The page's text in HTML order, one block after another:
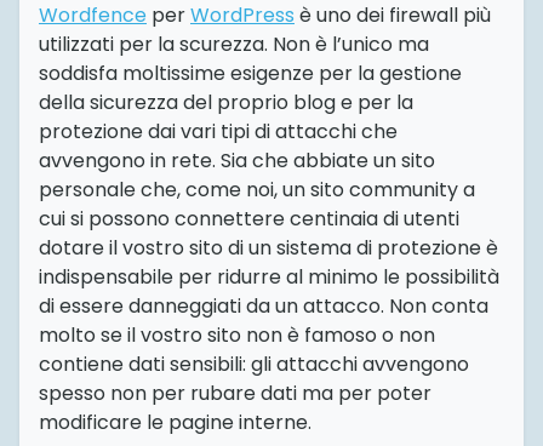
Wordfence perWordPress è uno dei firewall più
utilizzati per la scurezza. Non è l’unico ma
soddisfa moltissime esigenze per la gestione
della sicurezza del proprio blog e per la
protezione dai vari tipi di attacchi che
avvengono in rete. Sia che abbiate un sito
personale che, come noi, un sito community a
cui si possono connettere centinaia di utenti
dotare il vostro sito di un sistema di protezione è
indispensabile per ridurre al minimo le possibilità
di essere danneggiati da un attacco. Non conta
molto se il vostro sito non è famoso o non
contiene dati sensibili: gli attacchi avvengono
spesso non per rubare dati ma per poter
modificare le pagine interne.